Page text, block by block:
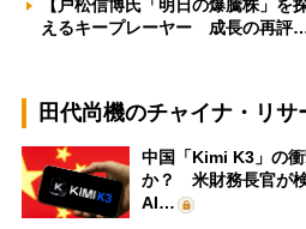
【戸松信博氏「明日の爆騰株」
えるキープレーヤー 成長の再評
田代尚機のチャイナ・リサ
中国「Kimi K3」の
か？ 米財務長官が
AI…